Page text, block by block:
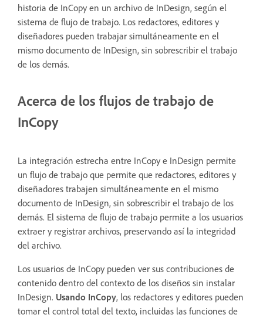
historia de InCopy en un archivo de InDesign, según el
sistema de flujo de trabajo. Los redactores, editores y
diseñadores pueden trabajar simultáneamente en el
mismo documento de InDesign, sin sobrescribir el trabajo
de los demás.
Acerca de los flujos de trabajo de
InCopy
La integración estrecha entre InCopy e InDesign permite
un flujo de trabajo que permite que redactores, editores y
diseñadores trabajen simultáneamente en el mismo
documento de InDesign, sin sobrescribir el trabajo de los
demás. El sistema de flujo de trabajo permite a los usuarios
extraer y registrar archivos, preservando así la integridad
del archivo.
Los usuarios de InCopy pueden ver sus contribuciones de
contenido dentro del contexto de los diseños sin instalar
InDesign. Usando InCopy, los redactores y editores pueden
tomar el control total del texto, incluidas las funciones de